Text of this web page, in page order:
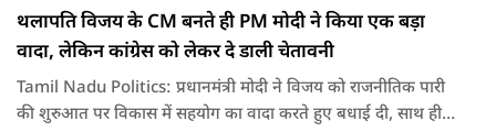
थलापति विजय के CM बनते ही PM मोदी ने किया एक बड़ा
वादा, लेकिन कांग्रेस को लेकर दे डाली चेतावनी
Tamil Nadu Politics: प्रधानमंत्री मोदी ने विजय को राजनीतिक पारी
की शुरुआत पर विकास में सहयोग का वादा करते हुए बधाई दी, साथ ही